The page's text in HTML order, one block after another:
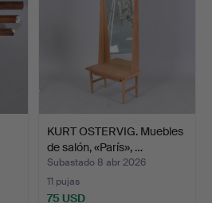
KURT OSTERVIG. Muebles
de salón, «París», …
Subastado 8 abr 2026
11 pujas
75 USD